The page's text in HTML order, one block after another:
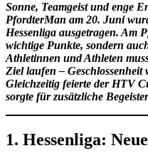
Sonne, Teamgeist und enge
PfordterMan am 20. Juni
Hessenliga ausgetragen. Am
wichtige Punkte, sondern
Athletinnen und Athleten
Ziel laufen – Geschlossenheit
Gleichzeitig feierte der HTV
sorgte für zusätzliche
1. Hessenliga: